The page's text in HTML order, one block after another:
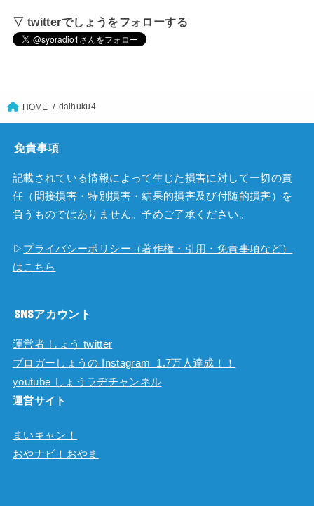
▽ twitterでしょうをフォローする
HOME daihuku4
免責事項
記載されている情報によって生じた損害に対して一切の責
任（間接損害・特別損害・結果的損害及び付随的損害）を
負うものではありません。予めご了承ください。
▷ プライバシーポリシー（著作権・引用・免責事項など）
はこちら
SNSアカウント
運営者 しょう twitter
ブロガーしょうの Instagram 1.7万人達成！！
youtube しょうラヂチャンネル
運営サイト
まいキャン！
おやナビ！おやま